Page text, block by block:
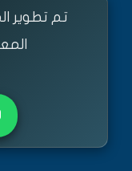
تم تطوير